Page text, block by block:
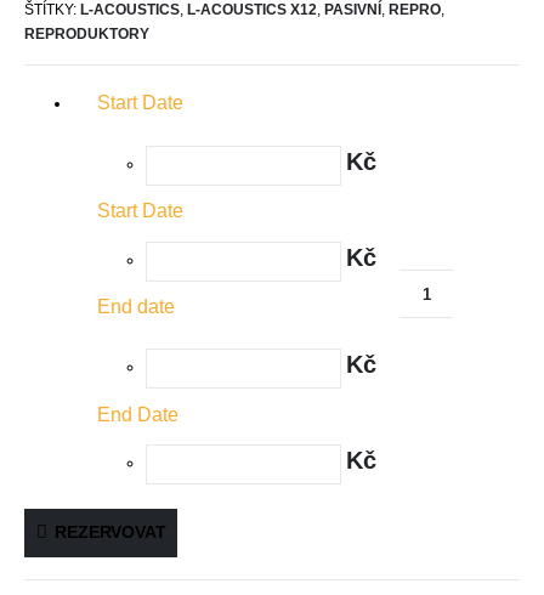
ŠTÍTKY: L-ACOUSTICS, L-ACOUSTICS X12, PASIVNÍ , REPRO,
REPRODUKTORY
Start Date
Kč
Start Date
Kč
End date
Kč
End Date
Kč
REZERVOVAT